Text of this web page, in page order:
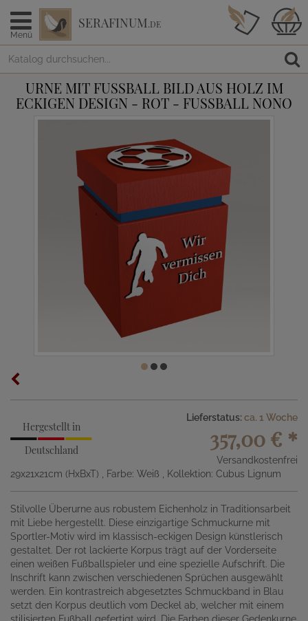
Menü
SERAFINUM.DE
URNE MIT FUSSBALL BILD AUS HOLZ IM E
CKIGEN DESIGN - ROT - FUSSBALL NONO
Hergestellt in
Deutschland
Lieferstatus: ca. 1 Woche
357,00 € *
Versandkostenfrei
29x21x21cm (HxBxT)
, Farbe: Weiß , Kollektion: Cubus Lignum
Stilvolle Überurne aus robustem Eichenholz in Traditionsarbeit
mit Liebe hergestellt. Diese einzigartige Schmuckurne mit
Sportler-Motiv wird im klassisch-eckigen Design künstlerisch
gestaltet. Der rot lackierte Korpus trägt auf der Vorderseite
einen weißen Fußballspieler und eine spezielle Aufschrift. Die
Inschrift kann zwischen verschiedenen Sprüchen ausgewählt
werden. Ein kontrastreich abgesetztes Schmuckband in Blau
setzt den Korpus deutlich vom Deckel ab, welcher mit einem